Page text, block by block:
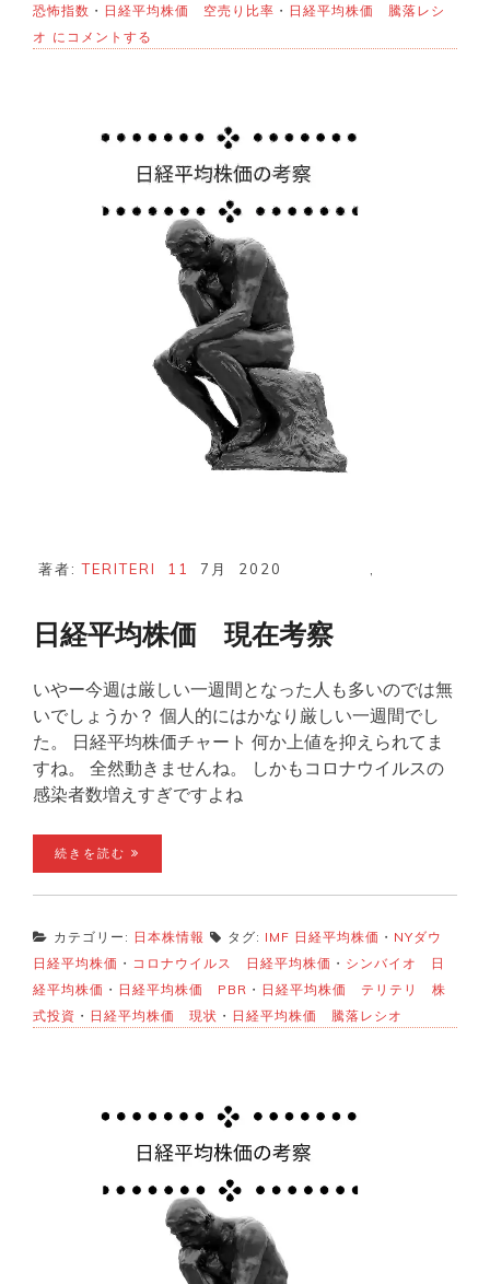
恐怖指数 ・ 日経平均株価 空売り比率 ・ 日経平均株価 騰落レシ
オ 日
経
にコメントする
著者:TERITERI 11 7月 2020
日経平均株価 現在考察
いやー今週は厳しい一週間となった人も多いのでは無
いでしょうか？ 個人的にはかなり厳しい一週間でし
た。 日経平均株価チャート 何か上値を抑えられてま
すね。 全然動きませんね。 しかもコロナウイルスの
感染者数増えすぎですよね
続きを読む
カテゴリー: 日本株情報 タグ: IMF 日経平均株価 ・ NYダウ
日経平均株価 ・ コロナウイルス 日経平均株価 ・ シンバイオ 日
経平均株価 ・ 日経平均株価 PBR ・ 日経平均株価 テリテリ 株
式投資 ・ 日経平均株価 現状 ・ 日経平均株価 騰落レシオ